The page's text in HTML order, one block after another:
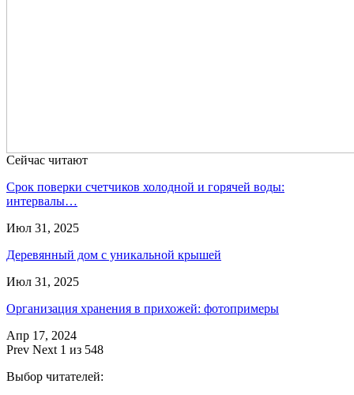
Сейчас читают
Срок поверки счетчиков холодной и горячей воды:
интервалы…
Июл 31, 2025
Деревянный дом с уникальной крышей
Июл 31, 2025
Организация хранения в прихожей: фотопримеры
Апр 17, 2024
Prev Next 1 из 548
Выбор читателей: